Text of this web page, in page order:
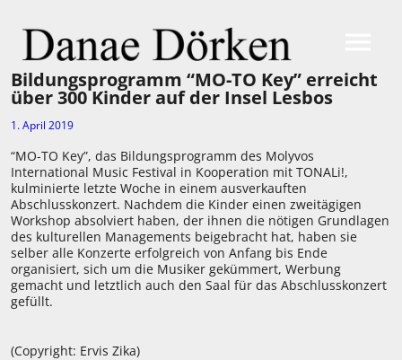
Bildungsprogramm “MO-TO Key” erreicht
über 300 Kinder auf der Insel Lesbos
1. April 2019
“MO-TO Key”, das Bildungsprogramm des Molyvos
International Music Festival in Kooperation mit TONALi!,
kulminierte letzte Woche in einem ausverkauften
Abschlusskonzert. Nachdem die Kinder einen zweitägigen
Workshop absolviert haben, der ihnen die nötigen Grundlagen
des kulturellen Managements beigebracht hat, haben sie
selber alle Konzerte erfolgreich von Anfang bis Ende
organisiert, sich um die Musiker gekümmert, Werbung
gemacht und letztlich auch den Saal für das Abschlusskonzert
gefüllt.
(Copyright: Ervis Zika)